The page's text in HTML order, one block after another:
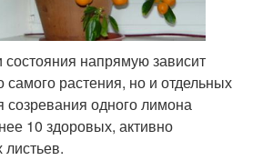
состояния напрямую зависит
самого растения, но и отдельных
созревания одного лимона
10 здоровых, активно